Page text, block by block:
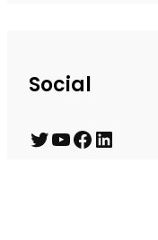
Social
T Y F L